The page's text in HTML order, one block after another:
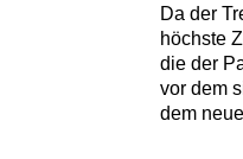
Da der
höchste
die der
vor dem
dem